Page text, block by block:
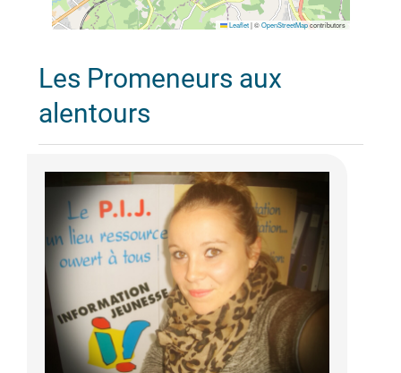
Leaflet |©OpenStreetMapcontributors
Les Promeneurs aux
alentours